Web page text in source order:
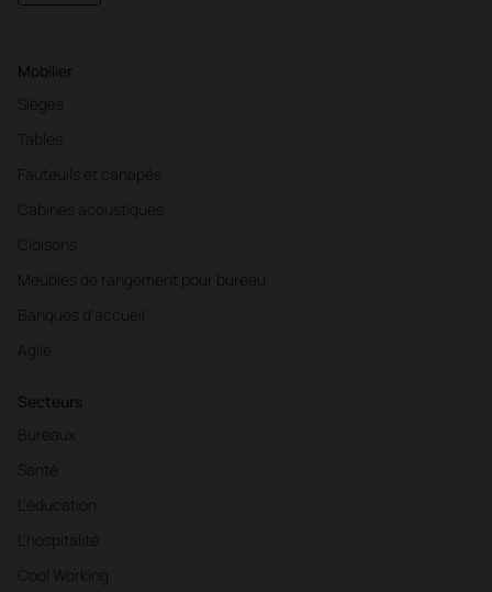
Mobilier
Sièges
Tables
Fauteuils et canapés
Cabines acoustiques
Cloisons
Meubles de rangement pour bureau
Banques d'accueil
Agile
Secteurs
Bureaux
Santé
L'éducation
L'hospitalité
Cool Working